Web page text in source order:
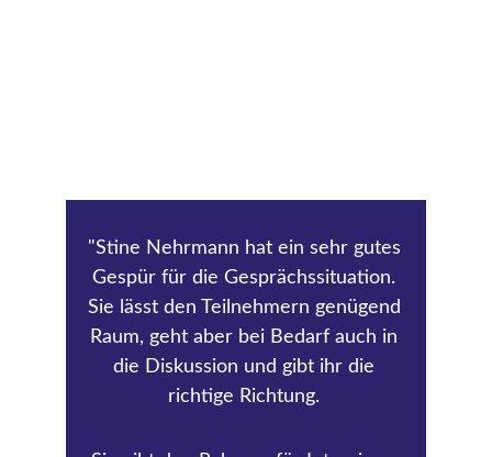
"Stine Nehrmann hat ein sehr gutes
Gespür für die Gesprächssituation.
Sie lässt den Teilnehmern genügend
Raum, geht aber bei Bedarf auch in
die Diskussion und gibt ihr die
richtige Richtung.